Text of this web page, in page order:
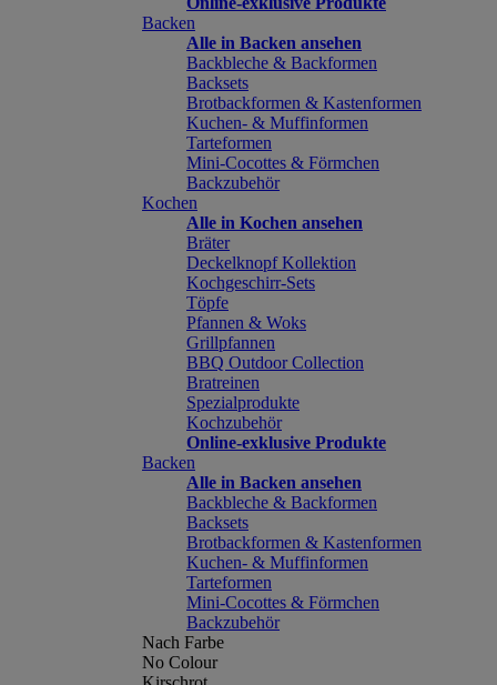
Backen
Alle in Backen ansehen
Backbleche & Backformen
Backsets
Brotbackformen & Kastenformen
Kuchen- & Muffinformen
Tarteformen
Mini-Cocottes & Förmchen
Backzubehör
Kochen
Alle in Kochen ansehen
Bräter
Deckelknopf Kollektion
Kochgeschirr-Sets
Töpfe
Pfannen & Woks
Grillpfannen
BBQ Outdoor Collection
Bratreinen
Spezialprodukte
Kochzubehör
Online-exklusive Produkte
Backen
Alle in Backen ansehen
Backbleche & Backformen
Backsets
Brotbackformen & Kastenformen
Kuchen- & Muffinformen
Tarteformen
Mini-Cocottes & Förmchen
Backzubehör
Nach Farbe
No Colour